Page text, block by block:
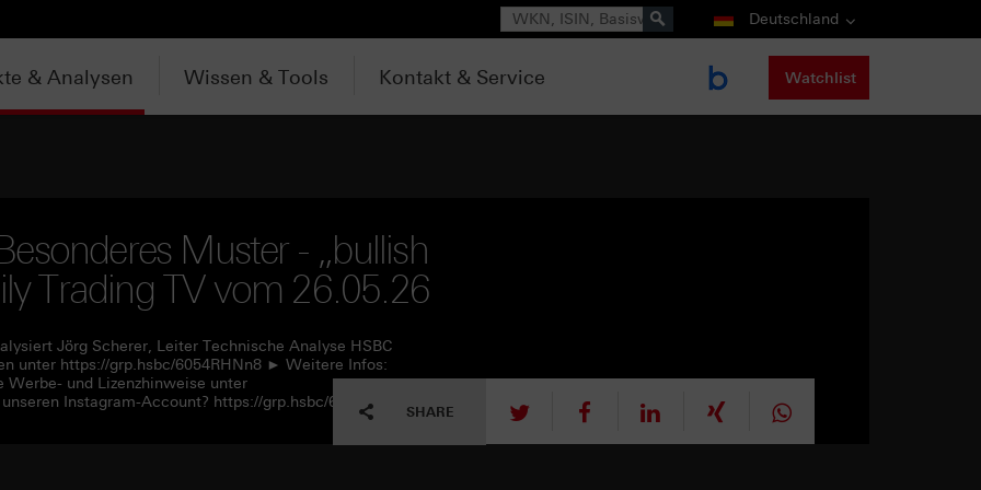
Suche Deutschland
& Analysen Wissen & Tools Kontakt & Service Watchlist
Muster - „bullish
Trading TV vom 26.05.26
Jörg Scherer, Leiter Technische Analyse HSBC
unter https://grp.hsbc/6054RHNn8 ► Weitere Infos:
und Lizenzhinweise unter
Instagram-Account? https://grp.hsbc/6057RHNn1
SHARE tweet mitteilen